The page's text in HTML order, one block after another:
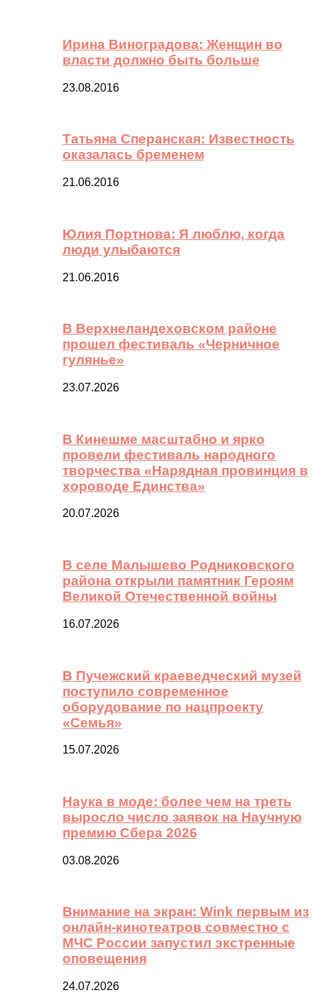
Ирина Виноградова: Женщин во
власти должно быть больше
23.08.2016
Татьяна Сперанская: Известность
оказалась бременем
21.06.2016
Юлия Портнова: Я люблю, когда
люди улыбаются
21.06.2016
В Верхнеландеховском районе
прошел фестиваль «Черничное
гулянье»
23.07.2026
В Кинешме масштабно и ярко
провели фестиваль народного
творчества «Нарядная провинция в
хороводе Единства»
20.07.2026
В селе Малышево Родниковского
района открыли памятник Героям
Великой Отечественной войны
16.07.2026
В Пучежский краеведческий музей
поступило современное
оборудование по нацпроекту
«Семья»
15.07.2026
Наука в моде: более чем на треть
выросло число заявок на Научную
премию Сбера 2026
03.08.2026
Внимание на экран: Wink первым из
онлайн-кинотеатров совместно с
МЧС России запустил экстренные
оповещения
24.07.2026